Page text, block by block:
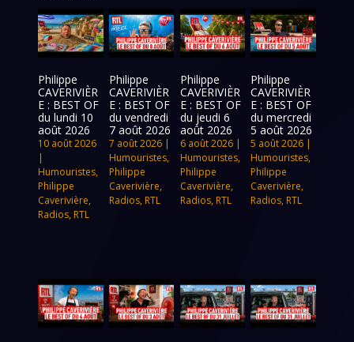
Philippe
CAVERIVIÈR
E : BEST OF
du lundi 10
août 2026
10 août 2026
|
Humouristes,
Philippe
Caverivière,
Radios, RTL
Philippe
CAVERIVIÈR
E : BEST OF
du vendredi
7 août 2026
7 août 2026|
Humouristes,
Philippe
Caverivière,
Radios, RTL
Philippe
CAVERIVIÈR
E : BEST OF
du jeudi 6
août 2026
6 août 2026|
Humouristes,
Philippe
Caverivière,
Radios, RTL
Philippe
CAVERIVIÈR
E : BEST OF
du mercredi
5 août 2026
5 août 2026 |
Humouristes,
Philippe
Caverivière,
Radios, RTL